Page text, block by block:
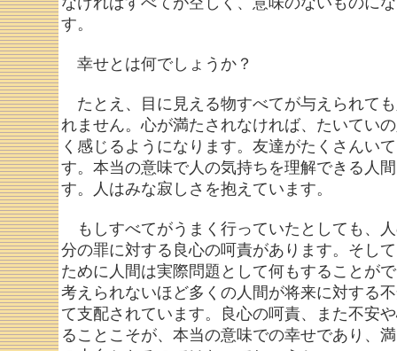
す。
幸せとは何でしょうか？
たとえ、目に見える物すべてが与えられて
れません。心が満たされなければ、たいてい
く感じるようになります。友達がたくさんい
す。本当の意味で人の気持ちを理解できる人
す。人はみな寂しさを抱えています。
もしすべてがうまく行っていたとしても、
分の罪に対する良心の呵責があります。そし
ために人間は実際問題として何もすることが
考えられないほど多くの人間が将来に対する
て支配されています。良心の呵責、また不安
ることこそが、本当の意味での幸せであり、